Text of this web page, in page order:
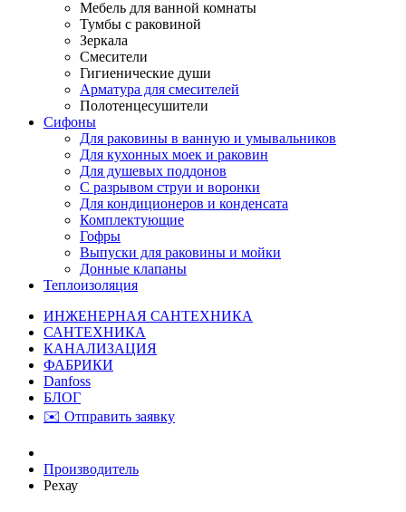
Мебель для ванной комнаты
Тумбы с раковиной
Зеркала
Смесители
Гигиенические души
Арматура для смесителей
Полотенцесушители
Сифоны
Для раковины в ванную и умывальников
Для кухонных моек и раковин
Для душевых поддонов
С разрывом струи и воронки
Для кондиционеров и конденсата
Комплектующие
Гофры
Выпуски для раковины и мойки
Донные клапаны
Теплоизоляция
ИНЖЕНЕРНАЯ САНТЕХНИКА
САНТЕХНИКА
КАНАЛИЗАЦИЯ
ФАБРИКИ
Danfoss
БЛОГ
✉️ Отправить заявку
Производитель
Рехау